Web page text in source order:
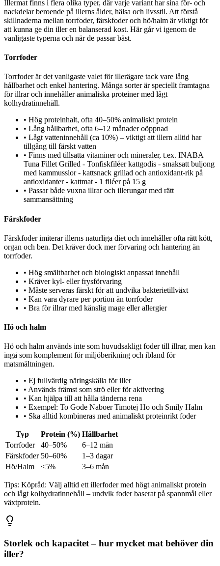
Illermat finns i flera olika typer, där varje variant har sina för- och
nackdelar beroende på illerns ålder, hälsa och livsstil. Att förstå
skillnaderna mellan torrfoder, färskfoder och hö/halm är viktigt för
att kunna ge din iller en balanserad kost. Här går vi igenom de
vanligaste typerna och när de passar bäst.
Torrfoder
Torrfoder är det vanligaste valet för illerägare tack vare lång
hållbarhet och enkel hantering. Många sorter är speciellt framtagna
för illrar och innehåller animaliska proteiner med lågt
kolhydratinnehåll.
• Hög proteinhalt, ofta 40–50% animaliskt protein
• Lång hållbarhet, ofta 6–12 månader oöppnad
• Lågt vatteninnehåll (ca 10%) – viktigt att illern alltid har
tillgång till färskt vatten
• Finns med tillsatta vitaminer och mineraler, t.ex. INABA
Tuna Fillet Grilled - Tonfiskfiléer kattgodis - smaksatt buljong
med kammusslor - kattsnack grillad och antioxidant-rik på
antioxidanter - kattmat - 1 filéer på 15 g
• Passar både vuxna illrar och illerungar med rätt
sammansättning
Färskfoder
Färskfoder imiterar illerns naturliga diet och innehåller ofta rått kött,
organ och ben. Det kräver dock mer förvaring och hantering än
torrfoder.
• Hög smältbarhet och biologiskt anpassat innehåll
• Kräver kyl- eller frysförvaring
• Måste serveras färskt för att undvika bakterietillväxt
• Kan vara dyrare per portion än torrfoder
• Bra för illrar med känslig mage eller allergier
Hö och halm
Hö och halm används inte som huvudsakligt foder till illrar, men kan
ingå som komplement för miljöberikning och ibland för
matsmältningen.
• Ej fullvärdig näringskälla för iller
• Används främst som strö eller för aktivering
• Kan hjälpa till att hålla tänderna rena
• Exempel: To Gode Naboer Timotej Ho och Smily Halm
• Ska alltid kombineras med animaliskt proteinrikt foder
Typ Protein (%) Hållbarhet
Torrfoder
40–50%
6–12 mån
Färskfoder 50–60%
1–3 dagar
Hö/Halm
<5% 3–6 mån
Tips: Köpråd: Välj alltid ett illerfoder med högt animaliskt protein
och lågt kolhydratinnehåll – undvik foder baserat på spannmål eller
växtprotein.
Storlek och kapacitet – hur mycket mat behöver din
iller?